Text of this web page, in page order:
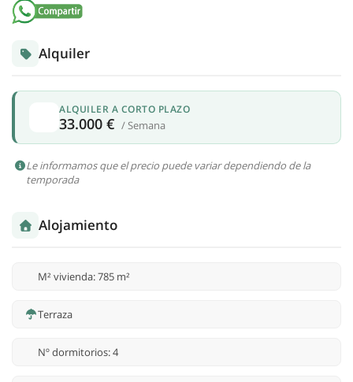
Alquiler
ALQUILER A CORTO PLAZO
33.000 € / Semana
Le informamos que el precio puede variar dependiendo de la
temporada
Alojamiento
M² vivienda: 785 m²
Terraza
Nº dormitorios: 4